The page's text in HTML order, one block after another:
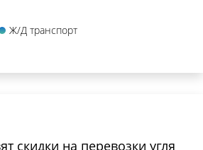
Ж/Д транспорт
скидки на перевозки угля